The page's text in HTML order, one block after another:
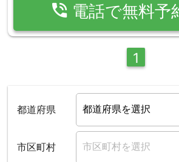
phone_in_talk 電話で無料予
1
都道府県
市区町村